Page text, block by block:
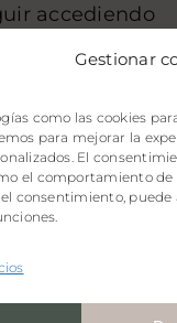
Gestionar
como las cookies
para mejorar la
El
el comportamiento de
consentimiento,
accediendo
para DS.
hasta el
sin fricciones